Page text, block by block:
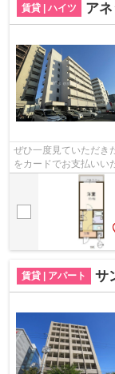
賃貸 | ハイツ ア
ぜひ一度見ていただき
をカードでお支払いい
く、敷地内にごみ置き
賃貸 | アパート サ